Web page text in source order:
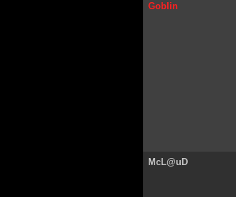
Goblin
McL@uD